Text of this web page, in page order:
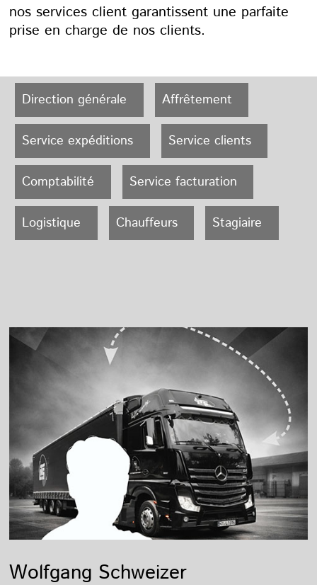
nos services client garantissent une parfaite
prise en charge de nos clients.
Direction générale Affrêtement
Service expéditions Service clients
Comptabilité Service facturation
Logistique Chauffeurs Stagiaire
Wolfgang Schweizer